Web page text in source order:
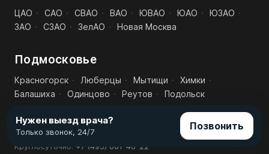
Нужен выезд врача?
Только звонок, 24/7 Позвонить
ЦАО · САО · СВАО · ВАО · ЮВАО · ЮАО · ЮЗАО ·
ЗАО · СЗАО · ЗелАО · Новая Москва
Подмосковье
Красногорск · Люберцы · Мытищи · Химки ·
Балашиха · Одинцово · Реутов · Подольск
Все округа·Все города Подмосковья
Наш транспорт
Круглосуточно: +7 (495) 001-46-22